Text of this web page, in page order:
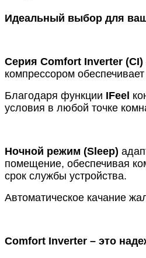
Идеальный выбор для
Серия Comfort Inverter (CI)
компрессором
Благодаря функции IFeel
условия в любой точке
Ночной режим (Sleep)
помещение, обеспечивая
срок службы устройства.
Автоматическое качание
Comfort Inverter – это